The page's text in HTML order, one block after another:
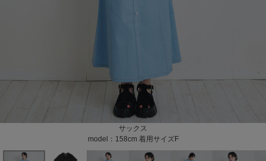
サックス
model：158cm 着用サイズF
ブラック
model：158cm 着用サイズF
model：158cm 着用サイズF
model：158cm 着用サイズF
model：158cm 着用サイズF
model：158cm 着用サイズF
model：158cm 着用サイズF
model：158cm 着用サイズF
model：158cm 着用サイズF
model：158cm 着用サイズF
model：158cm 着用サイズF